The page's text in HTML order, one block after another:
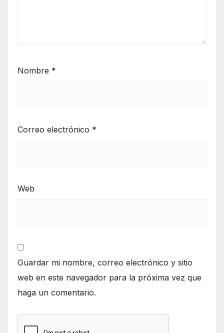
Nombre *
Correo electrónico *
Web
Guardar mi nombre, correo electrónico y sitio
web en este navegador para la próxima vez que
haga un comentario.